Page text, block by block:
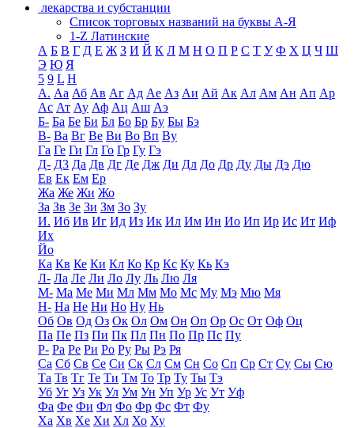
лекарства и субстанции
Список торговых названий на буквы А-Я
1-Z Латинские
А Б В Г Д Е Ж З И Й К Л М Н О П Р С Т У Ф Х Ц Ч Ш
Э Ю Я
5 9 L H
А. Аа Аб Ав Аг Ад Ае Аз Аи Ай Ак Ал Ам Ан Ап Ар
Ас Ат Ау Аф Ац Аш Аэ
Б- Ба Бе Би Бл Бо Бр Бу Бы Бэ
В- Ва Вг Ве Ви Во Вп Ву
Га Ге Ги Гл Го Гр Гу Гэ
Д- Д3 Да Дв Дг Де Дж Ди Дл До Др Ду Ды Дэ Дю
Ев Ек Ем Ер
Жа Же Жи Жо
За Зв Зе Зи Зм Зо Зу
И. Иб Ив Иг Ид Из Ик Ил Им Ин Ио Ип Ир Ис Ит Иф
Их
Йо
Ка Кв Ке Ки Кл Ко Кр Кс Ку Кь Кэ
Л- Ла Ле Ли Ло Лу Ль Лю Ля
М- Ма Ме Ми Мл Мм Мо Мс Му Мэ Мю Мя
Н- На Не Ни Но Ну Нь
Об Ов Од Оз Ок Ол Ом Он Оп Ор Ос От Оф Оц
Па Пе Пз Пи Пк Пл Пн По Пр Пс Пу
Р- Ра Ре Ри Ро Ру Ры Рэ Ря
Са Сб Св Се Си Ск Сл См Сн Со Сп Ср Ст Су Сы Сю
Та Тв Тг Те Ти Тм То Тр Ту Ты Тэ
Уб Уг Уз Ук Ул Ум Ун Уп Ур Ус Ут Уф
Фа Фе Фи Фл Фо Фр Фс Фт Фу
Ха Хв Хе Хи Хл Хо Ху